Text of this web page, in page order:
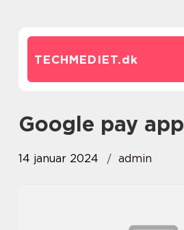
TECHMEDIET.dk
google pay app
14 januar 2024 admin